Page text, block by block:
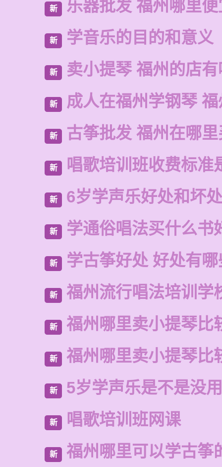
新 乐器批发 福州哪里
新 学音乐的目的和意义
新 卖小提琴 福州的店
新 成人在福州学钢琴
新 古筝批发 福州在哪
新 唱歌培训班收费标准
新 6岁学声乐好处和坏处
新 学通俗唱法买什么书
新 学古筝好处 好处有哪
新 福州流行唱法培训学
新 福州哪里卖小提琴比
新 福州哪里卖小提琴比
新 5岁学声乐是不是没用
新 唱歌培训班网课
新 福州哪里可以学古筝